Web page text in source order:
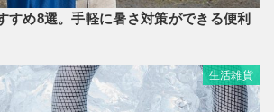
すめ8選。手軽に暑さ対策ができる便利
生活雑貨